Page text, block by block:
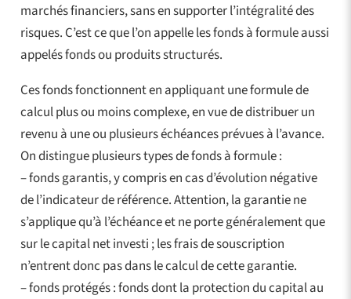
marchés financiers, sans en supporter l’intégralité des
risques. C’est ce que l’on appelle les fonds à formule aussi
appelés fonds ou produits structurés.
Ces fonds fonctionnent en appliquant une formule de
calcul plus ou moins complexe, en vue de distribuer un
revenu à une ou plusieurs échéances prévues à l’avance.
On distingue plusieurs types de fonds à formule :
– fonds garantis, y compris en cas d’évolution négative
de l’indicateur de référence. Attention, la garantie ne
s’applique qu’à l’échéance et ne porte généralement que
sur le capital net investi ; les frais de souscription
n’entrent donc pas dans le calcul de cette garantie.
– fonds protégés : fonds dont la protection du capital au